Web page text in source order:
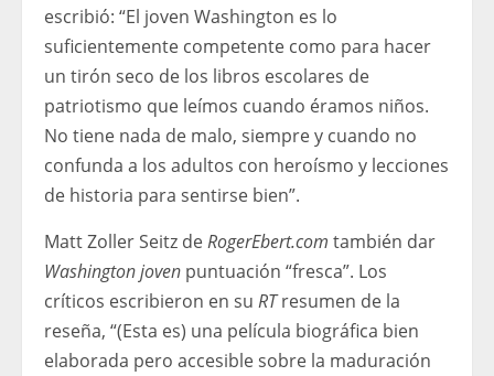
escribió: “El joven Washington es lo
suficientemente competente como para hacer
un tirón seco de los libros escolares de
patriotismo que leímos cuando éramos niños.
No tiene nada de malo, siempre y cuando no
confunda a los adultos con heroísmo y lecciones
de historia para sentirse bien”.
Matt Zoller Seitz deRogerEbert.com también dar
Washington joven puntuación “fresca”. Los
críticos escribieron en su RTresumen de la
reseña, “(Esta es) una película biográfica bien
elaborada pero accesible sobre la maduración